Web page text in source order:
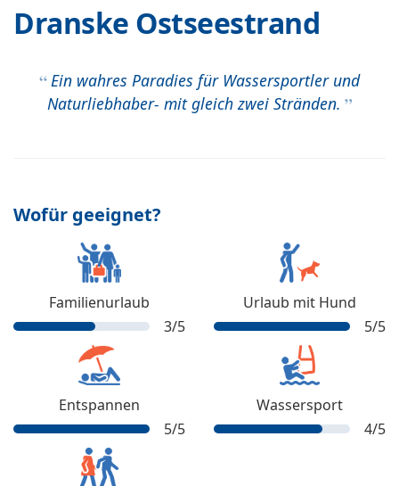
Dranske Ostseestrand
Ein wahres Paradies für Wassersportler und
Naturliebhaber- mit gleich zwei Stränden.
Wofür geeignet?
Familienurlaub
3/5
Urlaub mit Hund
5/5
Entspannen
5/5
Wassersport
4/5